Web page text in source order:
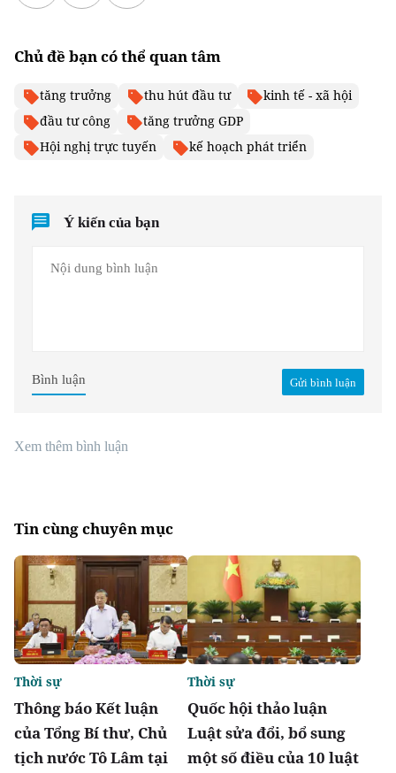
Chủ đề bạn có thể quan tâm
tăng trưởng thu hút đầu tư
kinh tế - xã hội
đầu tư công
tăng trưởng GDP
Hội nghị trực tuyến
kế hoạch phát triển
Ý kiến của bạn
Gửi bình luận
Bình luận
Xem thêm bình luận
Tin cùng chuyên mục
Thông báo Kết luận
của Tổng Bí thư, Chủ
tịch nước Tô Lâm tại
Thời sự
Quốc hội thảo luận
Luật sửa đổi, bổ sung
một số điều của 10 luật
Thời sự